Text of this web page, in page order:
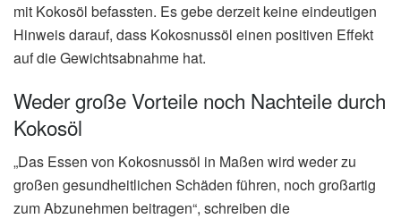
mit Kokosöl befassten. Es gebe derzeit keine eindeutigen
Hinweis darauf, dass Kokosnussöl einen positiven Effekt
auf die Gewichtsabnahme hat.
Weder große Vorteile noch Nachteile durch
Kokosöl
„Das Essen von Kokosnussöl in Maßen wird weder zu
großen gesundheitlichen Schäden führen, noch großartig
zum Abzunehmen beitragen“, schreiben die